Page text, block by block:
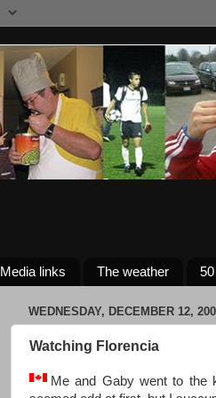
Media links The weather
WEDNESDAY, DECEMBER 12,
Watching Florencia
Me and Gaby went to the